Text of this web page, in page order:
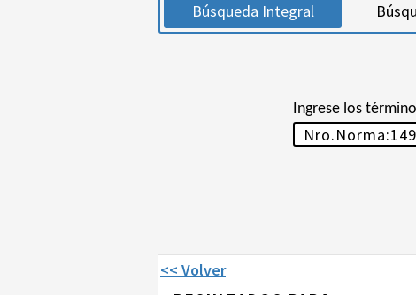
Búsqueda Integral
Ingrese los
<< Volver